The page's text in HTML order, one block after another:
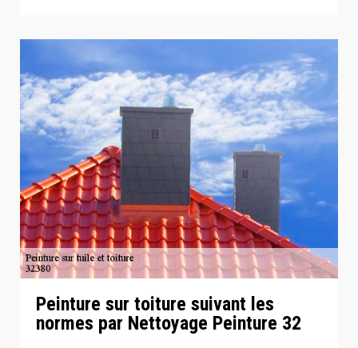
Peinture sur toiture suivant les
normes par Nettoyage Peinture 32